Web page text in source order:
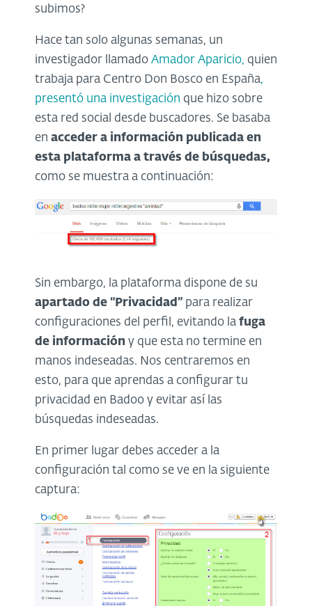
subimos?
Hace tan solo algunas semanas, un
investigador llamado Amador Aparicio, quien
trabaja para Centro Don Bosco en España,
presentó una investigación que hizo sobre
esta red social desde buscadores. Se basaba
en acceder a información publicada en
esta plataforma a través de búsquedas,
como se muestra a continuación:
Sin embargo, la plataforma dispone de su
apartado de “Privacidad” para realizar
configuraciones del perfil, evitando la fuga
de información y que esta no termine en
manos indeseadas. Nos centraremos en
esto, para que aprendas a configurar tu
privacidad en Badoo y evitar así las
búsquedas indeseadas.
En primer lugar debes acceder a la
configuración tal como se ve en la siguiente
captura: